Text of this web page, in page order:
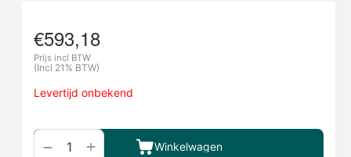
€593,18
Prijs incl BTW
(Incl 21% BTW)
Levertijd onbekend
+
− Winkelwagen